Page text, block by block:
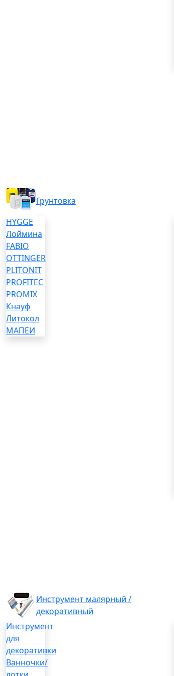
Грунтовка
HYGGE
Лоймина
FABIO
OTTINGER
PLITONIT
PROFITEC
PROMIX
Кнауф
Литокол
МАПЕИ
Инструмент малярный /
декоративный
Инструмент
для
декоративки
Ванночки/